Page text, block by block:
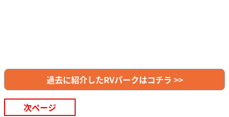
過去に紹介したRVパークはコチラ >>
次ページ